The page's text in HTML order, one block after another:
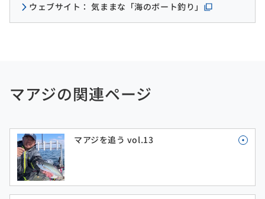
ウェブサイト： 気ままな「海のボート釣り」
マアジの関連ページ
マアジを追う vol.13